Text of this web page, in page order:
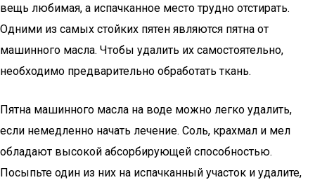
вещь любимая, а испачканное место трудно отстирать.
Одними из самых стойких пятен являются пятна от
машинного масла. Чтобы удалить их самостоятельно,
необходимо предварительно обработать ткань.
Пятна машинного масла на воде можно легко удалить,
если немедленно начать лечение. Соль, крахмал и мел
обладают высокой абсорбирующей способностью.
Посыпьте один из них на испачканный участок и удалите,